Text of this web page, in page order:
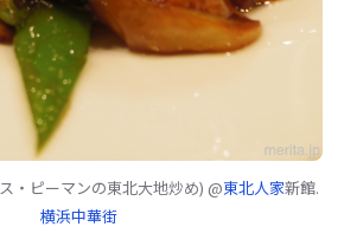
・ピーマンの東北大地炒め) @東北人家新館.
横浜中華街